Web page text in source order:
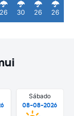
26 30 26 26
Sábado
08-08-2026